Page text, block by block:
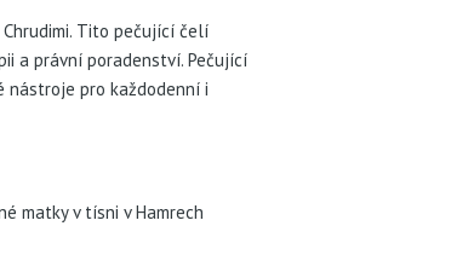
Tito pečující čelí
a právní poradenství. Pečující
nástroje pro každodenní i
matky v tísni v Hamrech